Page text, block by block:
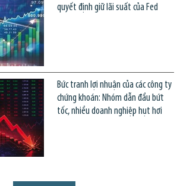
quyết định giữ lãi suất của Fed
Bức tranh lợi nhuận của các công ty
chứng khoán: Nhóm dẫn đầu bứt
tốc, nhiều doanh nghiệp hụt hơi